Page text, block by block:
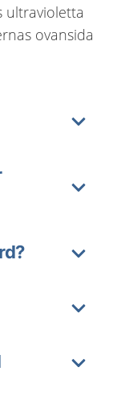
ultravioletta
ovansida